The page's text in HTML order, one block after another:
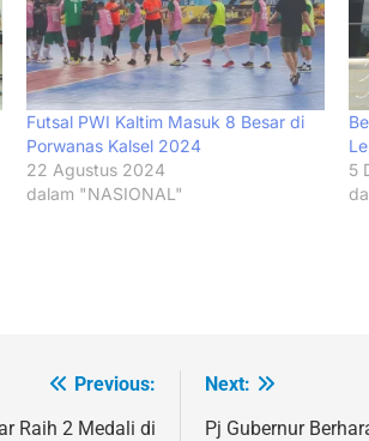
Futsal PWI Kaltim Masuk 8 Besar di
Porwanas Kalsel 2024
22 Agustus 2024
dalam "NASIONAL"
5
Previous:
Raih 2 Medali di
Next:
Pj Gubernur